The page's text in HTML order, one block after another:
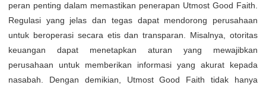
peran penting dalam memastikan penerapan Utmost Good Faith.
Regulasi yang jelas dan tegas dapat mendorong perusahaan
untuk beroperasi secara etis dan transparan. Misalnya, otoritas
keuangan dapat menetapkan aturan yang mewajibkan
perusahaan untuk memberikan informasi yang akurat kepada
nasabah. Dengan demikian, Utmost Good Faith tidak hanya